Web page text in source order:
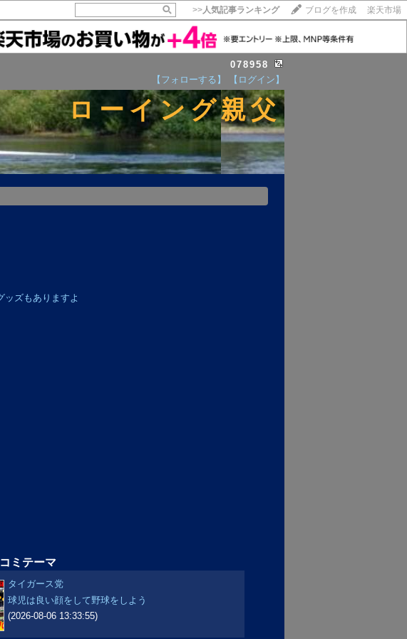
>>人気記事ランキング ブログを作成 楽天市場
078958
【フォローする】 【ログイン】
ローイング親父
ズもありますよ
ミテーマ
タイガース党
球児は良い顔をして野球をしよう
(2026-08-06 13:33:55)